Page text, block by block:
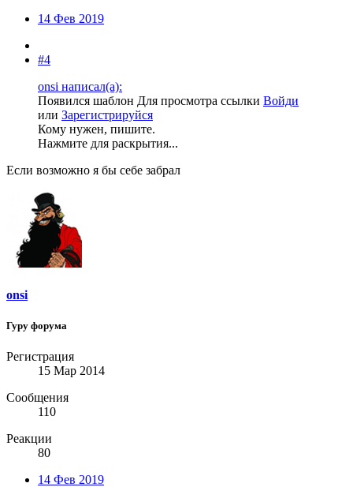
14 Фев 2019
#4
onsi написал(а):
Появился шаблон Для просмотра ссылки Войди
или Зарегистрируйся
Кому нужен, пишите.
Нажмите для раскрытия...
Если возможно я бы себе забрал
onsi
Гуру форума
Регистрация
15 Мар 2014
Сообщения
110
Реакции
80
14 Фев 2019